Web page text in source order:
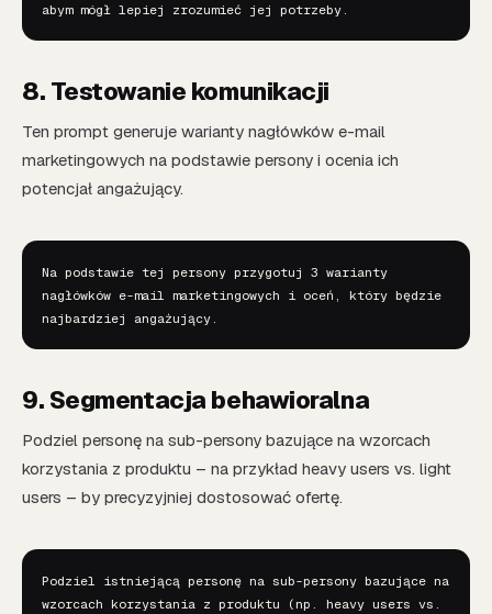
abym mógł lepiej zrozumieć jej potrzeby.
8. Testowanie komunikacji
Ten prompt generuje warianty nagłówków e-mail
marketingowych na podstawie persony i ocenia ich
potencjał angażujący.
Na podstawie tej persony przygotuj 3 warianty
nagłówków e-mail marketingowych i oceń, który będzie
najbardziej angażujący.
9. Segmentacja behawioralna
Podziel personę na sub-persony bazujące na wzorcach
korzystania z produktu – na przykład heavy users vs. light
users – by precyzyjniej dostosować ofertę.
Podziel istniejącą personę na sub-persony bazujące na
wzorcach korzystania z produktu (np. heavy users vs.